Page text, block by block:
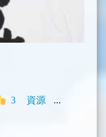
3 資源 中文圈